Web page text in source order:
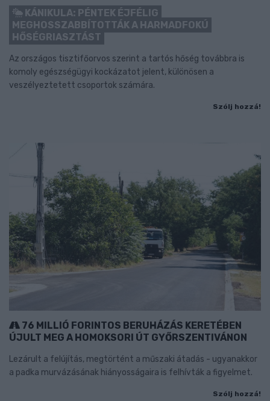
KÁNIKULA: PÉNTEK ÉJFÉLIG
MEGHOSSZABBÍTOTTÁK A HARMADFOKÚ
HŐSÉGRIASZTÁST
Az országos tisztifőorvos szerint a tartós hőség továbbra is
komoly egészségügyi kockázatot jelent, különösen a
veszélyeztetett csoportok számára.
Szólj hozzá!
76 MILLIÓ FORINTOS BERUHÁZÁS KERETÉBEN
ÚJULT MEG A HOMOKSORI ÚT GYŐRSZENTIVÁNON
Lezárult a felújítás, megtörtént a műszaki átadás - ugyanakkor
a padka murvázásának hiányosságaira is felhívták a figyelmet.
Szólj hozzá!